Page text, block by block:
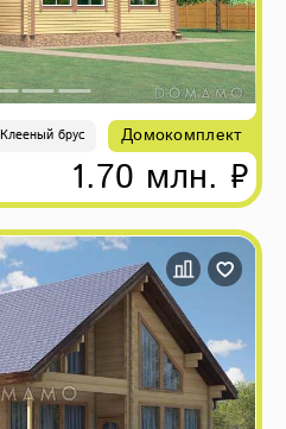
Клееный брус Домокомплект
1.70 млн. ₽